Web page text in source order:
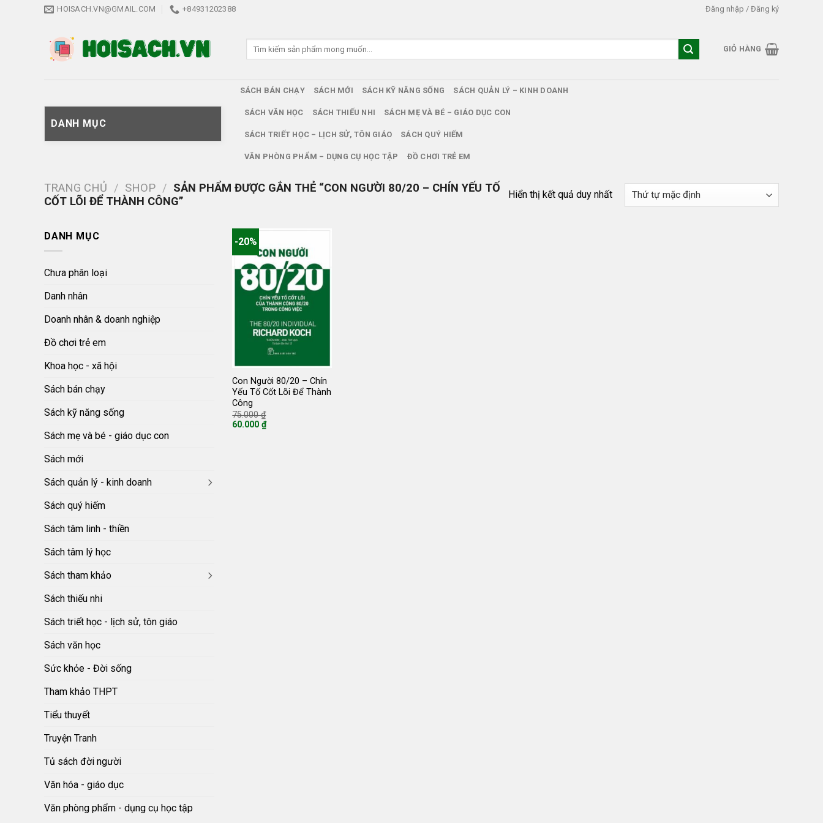
HOISACH.VN@GMAIL.COM +84931202388 Đăng nhập / Đăng ký
GIỎ HÀNG
DANH MỤC
SÁCH BÁN CHẠY SÁCH MỚI SÁCH KỸ NĂNG SỐNG SÁCH QUẢN LÝ – KINH DOANH
SÁCH VĂN HỌC SÁCH THIẾU NHI SÁCH MẸ VÀ BÉ – GIÁO DỤC CON
SÁCH TRIẾT HỌC – LỊCH SỬ, TÔN GIÁO SÁCH QUÝ HIẾM
VĂN PHÒNG PHẨM – DỤNG CỤ HỌC TẬP ĐỒ CHƠI TRẺ EM
TRANG CHỦ / SHOP / SẢN PHẨM ĐƯỢC GẮN THẺ “CON NGƯỜI 80/20 – CHÍN YẾU TỐ
CỐT LÕI ĐỂ THÀNH CÔNG”
Hiển thị kết quả duy nhất
DANH MỤC
Chưa phân loại
Danh nhân
Doanh nhân & doanh nghiệp
Đồ chơi trẻ em
Khoa học - xã hội
Sách bán chạy
Sách kỹ năng sống
Sách mẹ và bé - giáo dục con
Sách mới
Sách quản lý - kinh doanh
Sách quý hiếm
Sách tâm linh - thiền
Sách tâm lý học
Sách tham khảo
Sách thiếu nhi
Sách triết học - lịch sử, tôn giáo
Sách văn học
Sức khỏe - Đời sống
Tham khảo THPT
Tiểu thuyết
Truyện Tranh
Tủ sách đời người
Văn hóa - giáo dục
Văn phòng phẩm - dụng cụ học tập
-20%
Con Người 80/20 – Chín
Yếu Tố Cốt Lõi Để Thành
Công
75.000₫
60.000₫